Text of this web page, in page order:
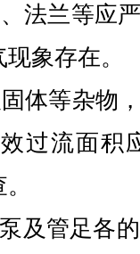
法兰等应
象存在。
体等杂物
过流面
及管足各